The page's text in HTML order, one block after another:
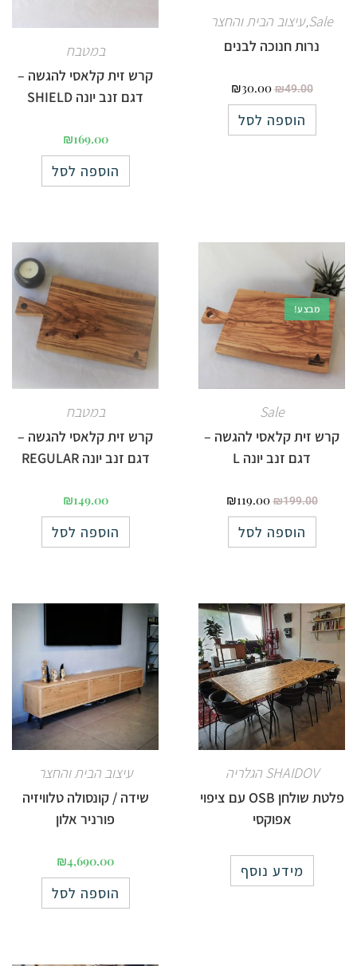
Sale
,עיצוב הבית והחצר
נרות חנוכה לבנים
₪49.00
₪30.00
הוספה לסל
במטבח
קרש זית קלאסי להגשה –
דגם זנב יונה SHIELD
₪169.00
הוספה לסל
מבצע!
Sale
קרש זית קלאסי להגשה –
דגם זנב יונה L
₪199.00
₪119.00
הוספה לסל
במטבח
קרש זית קלאסי להגשה –
דגם זנב יונה REGULAR
₪149.00
הוספה לסל
SHAIDOV הגלריה
פלטת שולחן OSB עם ציפוי
אפוקסי
מידע נוסף
עיצוב הבית והחצר
שידה / קונסולה טלוויזיה
פורניר אלון
₪4,690.00
הוספה לסל